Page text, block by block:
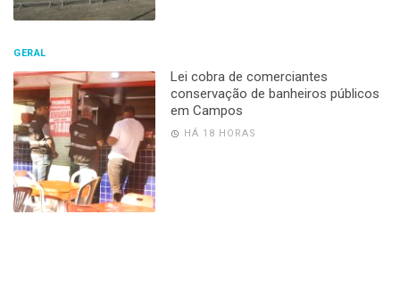
GERAL
Lei cobra de comerciantes
conservação de banheiros públicos
em Campos
HÁ 18 HORAS